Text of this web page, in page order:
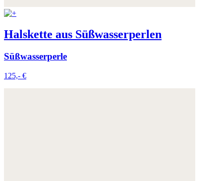
Halskette aus Süßwasserperlen
Süßwasserperle
125,- €